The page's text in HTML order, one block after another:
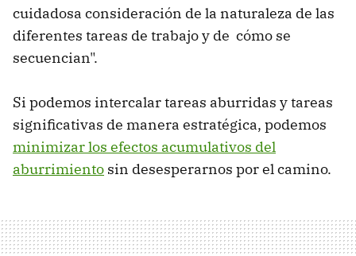
cuidadosa consideración de la naturaleza de las
diferentes tareas de trabajo y de cómo se
secuencian".
Si podemos intercalar tareas aburridas y tareas
significativas de manera estratégica, podemos
minimizar los efectos acumulativos del
aburrimiento sin desesperarnos por el camino.